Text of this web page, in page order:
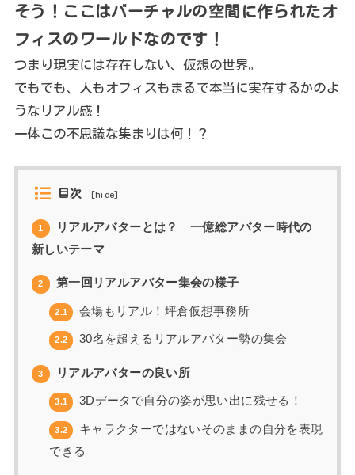
そう！ここはバーチャルの空間に作られたオ
フィスのワールドなのです！
つまり現実には存在しない、仮想の世界。
でもでも、人もオフィスもまるで本当に実在するかのよ
うなリアル感！
一体この不思議な集まりは何！？
目次 [hide]
1
リアルアバターとは？ 一億総アバター時代の
新しいテーマ
2 第一回リアルアバター集会の様子
2.1 会場もリアル！坪倉仮想事務所
2.2 30名を超えるリアルアバター勢の集会
3 リアルアバターの良い所
3.1 3Dデータで自分の姿が思い出に残せる！
3.2
キャラクターではないそのままの自分を表現
できる